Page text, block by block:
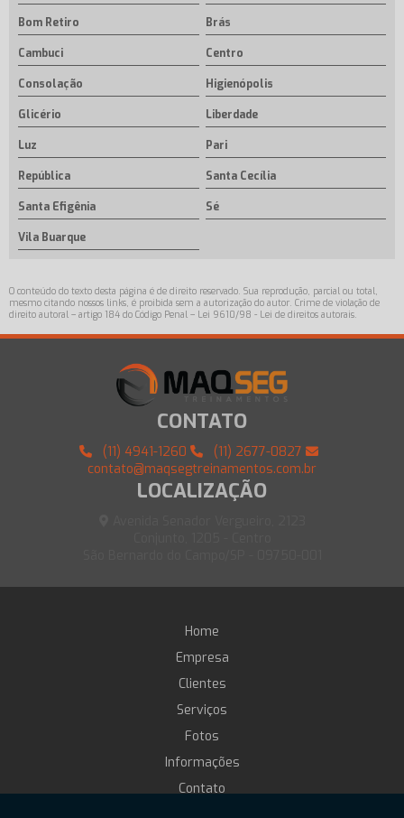
Bom Retiro Brás
Cambuci Centro
Consolação Higienópolis
Glicério Liberdade
Luz Pari
República Santa Cecília
Santa Efigênia Sé
Vila Buarque
O conteúdo do texto desta página é de direito reservado. Sua reprodução, parcial ou total,
mesmo citando nossos links, é proibida sem a autorização do autor. Crime de violação de
direito autoral – artigo 184 do Código Penal – Lei 9610/98 - Lei de direitos autorais.
CONTATO
(11) 4941-1260
(11) 2677-0827
contato@maqsegtreinamentos.com.br
LOCALIZAÇÃO
Home
Empresa
Clientes
Serviços
Fotos
Informações
Contato